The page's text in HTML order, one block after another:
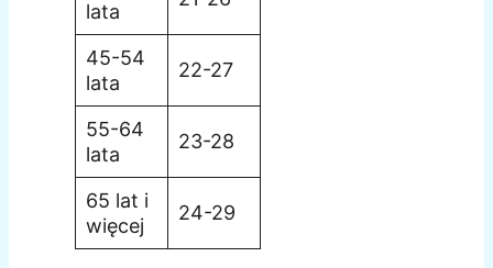
lata
45-54
lata
22-27
55-64
lata
23-28
65 lat i
więcej
24-29